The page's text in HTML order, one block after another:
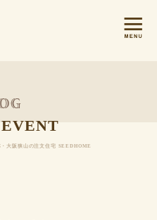
大阪狭山の注文住宅 SEEDHOME